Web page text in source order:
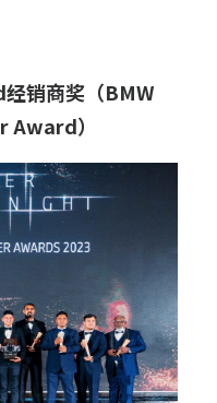
经销商奖（BMW
Award）